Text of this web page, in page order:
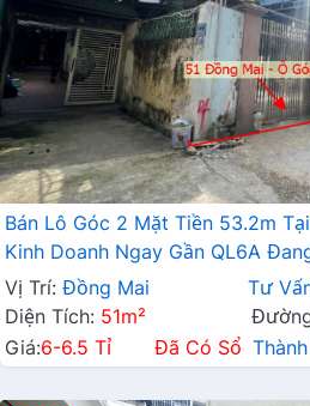
Bán Lô Góc 2 Mặt Tiền 53.2m
Kinh Doanh Ngay Gần QL6A
Vị Trí: Đồng Mai Tư
Diện Tích: 51m²
Giá:6-6.5 Tỉ Đã Có Sổ